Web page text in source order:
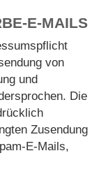
E-MAILS
von
und
Die
Zusendung
E-Mails,